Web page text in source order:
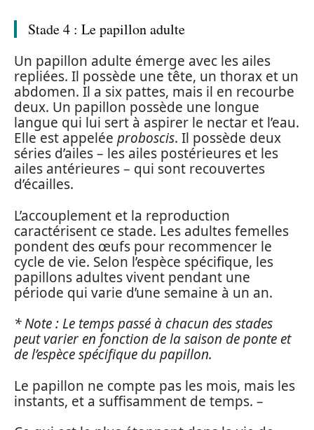
Stade 4 : Le papillon adulte
Un papillon adulte émerge avec les ailes
repliées. Il possède une tête, un thorax et un
abdomen. Il a six pattes, mais il en recourbe
deux. Un papillon possède une longue
langue qui lui sert à aspirer le nectar et l’eau.
Elle est appelée proboscis. Il possède deux
séries d’ailes – les ailes postérieures et les
ailes antérieures – qui sont recouvertes
d’écailles.
L’accouplement et la reproduction
caractérisent ce stade. Les adultes femelles
pondent des œufs pour recommencer le
cycle de vie. Selon l’espèce spécifique, les
papillons adultes vivent pendant une
période qui varie d’une semaine à un an.
* Note : Le temps passé à chacun des stades
peut varier en fonction de la saison de ponte et
de l’espèce spécifique du papillon.
Le papillon ne compte pas les mois, mais les
instants, et a suffisamment de temps. –